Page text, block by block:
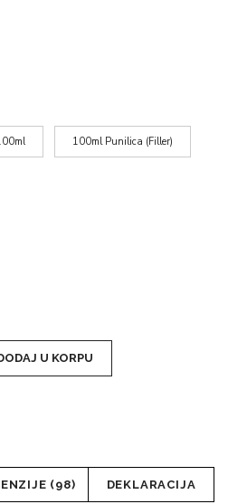
100ml Punilica (Filler)
U KORPU
(98) DEKLARACIJA